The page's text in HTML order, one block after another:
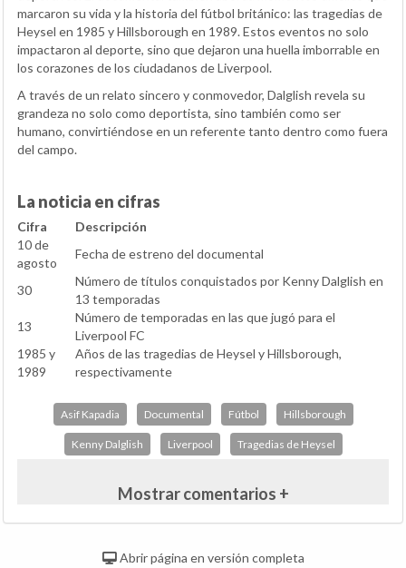
marcaron su vida y la historia del fútbol británico: las tragedias de
Heysel en 1985 y Hillsborough en 1989. Estos eventos no solo
impactaron al deporte, sino que dejaron una huella imborrable en
los corazones de los ciudadanos de Liverpool.
A través de un relato sincero y conmovedor, Dalglish revela su
grandeza no solo como deportista, sino también como ser
humano, convirtiéndose en un referente tanto dentro como fuera
del campo.
La noticia en cifras
Cifra
Descripción
10 de
agosto
Fecha de estreno del documental
30
Número de títulos conquistados por Kenny Dalglish en
13 temporadas
13
Número de temporadas en las que jugó para el
Liverpool FC
1985 y
1989
Años de las tragedias de Heysel y Hillsborough,
respectivamente
Asif Kapadia Documental Fútbol Hillsborough
Kenny Dalglish Liverpool Tragedias de Heysel
Mostrar comentarios +
Abrir página en versión completa